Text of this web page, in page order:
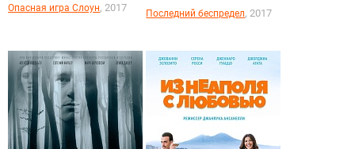
Опасная игра Слоун, 2017 Последний беспредел, 2017